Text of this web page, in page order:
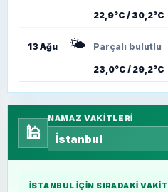
22,9°C / 30,2°C
13 Ağu 🌤️ Parçalı bulutlu
23,0°C / 29,2°C
🕌
NAMAZ VAKITLERI
İSTANBUL IÇIN SIRADAKI VAKIT